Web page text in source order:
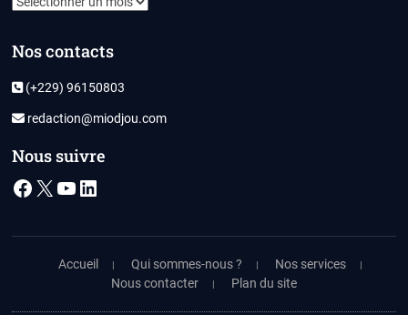
Nos contacts
(+229) 96150803
redaction@miodjou.com
Nous suivre
Facebook
X YouTube
LinkedIn
Accueil Qui sommes-nous ?
Nos services
Nous contacter
Plan du site